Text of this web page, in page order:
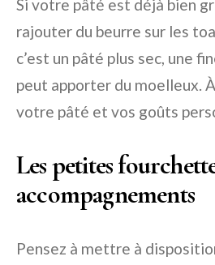
Si votre pâté est déjà bien
rajouter du beurre sur les
c’est un pâté plus sec, une
peut apporter du moelleux.
votre pâté et vos goûts
Les petites
accompagnements
Pensez à mettre à